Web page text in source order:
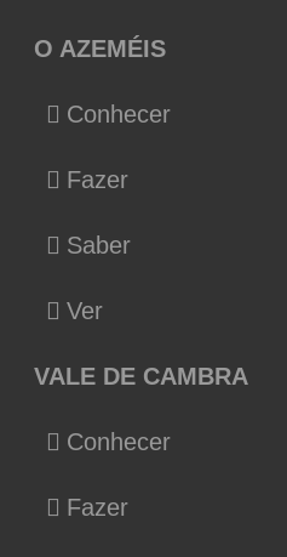
O AZEMÉIS
Conhecer
Fazer
Saber
Ver
VALE DE CAMBRA
Conhecer
Fazer